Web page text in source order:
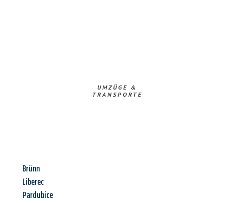
UMZÜGE &
TRANSPORTE
Brünn
Liberec
Pardubice